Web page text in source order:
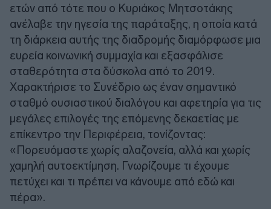
ετών από τότε που ο Κυριάκος Μητσοτάκης
ανέλαβε την ηγεσία της παράταξης, η οποία κατά
τη διάρκεια αυτής της διαδρομής διαμόρφωσε μια
ευρεία κοινωνική συμμαχία και εξασφάλισε
σταθερότητα στα δύσκολα από το 2019.
Χαρακτήρισε το Συνέδριο ως έναν σημαντικό
σταθμό ουσιαστικού διαλόγου και αφετηρία για τις
μεγάλες επιλογές της επόμενης δεκαετίας με
επίκεντρο την Περιφέρεια, τονίζοντας:
«Πορευόμαστε χωρίς αλαζονεία, αλλά και χωρίς
χαμηλή αυτοεκτίμηση. Γνωρίζουμε τι έχουμε
πετύχει και τι πρέπει να κάνουμε από εδώ και
πέρα».